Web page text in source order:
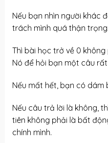
Nếu bạn nhìn người khác
trách mình quá thận trọng.
Thì bài học trở về 0
Nó để hỏi bạn một câu rất
Nếu mất hết, bạn có dám
Nếu câu trả lời là không,
tiên không phải là bất
chính mình.